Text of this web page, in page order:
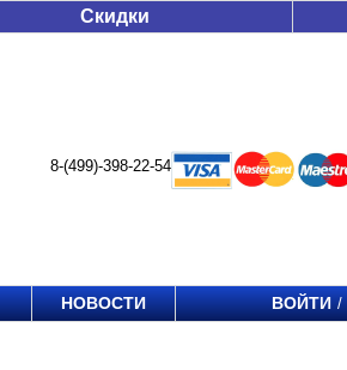
Скидки
8-(499)-398-22-54
НОВОСТИ ВОЙТИ /